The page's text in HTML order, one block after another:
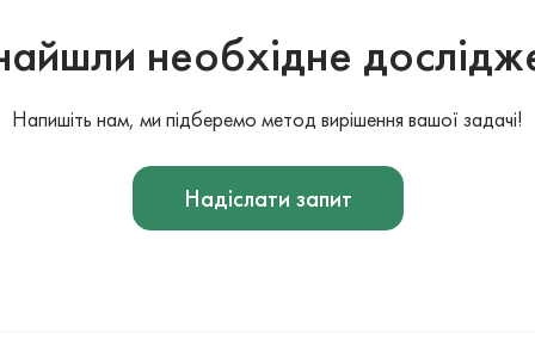
необхідне
Напишіть нам, ми підберемо метод вирішення вашої задачі!
Надіслати запит